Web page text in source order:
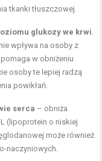
tkanki tłuszczowej.
glukozy we krwi
wpływa na osoby z
w obniżeniu
osoby te lepiej radzą
powikłań.
serca – obniża
(lipoprotein o niskiej
może również
naczyniowych.